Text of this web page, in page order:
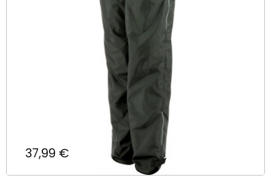
Prix
37,99 €